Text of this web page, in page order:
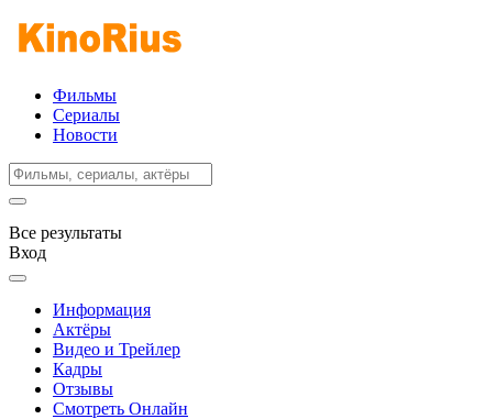
Фильмы
Сериалы
Новости
Все результаты
Вход
Информация
Актёры
Видео и Трейлер
Кадры
Отзывы
Смотреть Онлайн